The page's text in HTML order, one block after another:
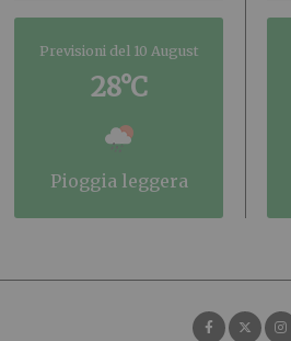
Previsioni del 10 August
28°C
pioggia leggera